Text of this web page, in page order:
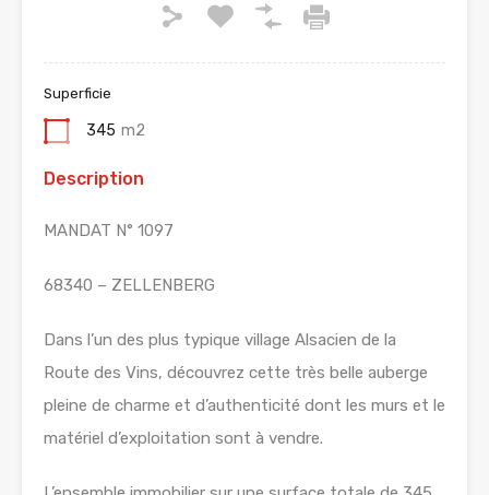
Superficie
345 m2
Description
MANDAT N° 1097
68340 – ZELLENBERG
Dans l’un des plus typique village Alsacien de la
Route des Vins, découvrez cette très belle auberge
pleine de charme et d’authenticité dont les murs et le
matériel d’exploitation sont à vendre.